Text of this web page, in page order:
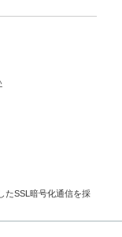
たSSL暗号化通信を採